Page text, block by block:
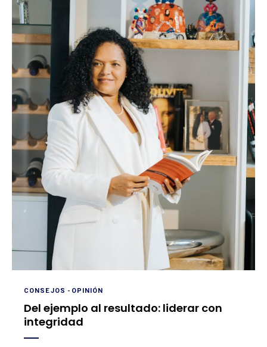
CONSEJOS - OPINIÓN
Del ejemplo al resultado: liderar con
integridad